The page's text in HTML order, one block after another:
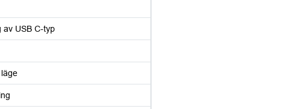
av USB C-typ